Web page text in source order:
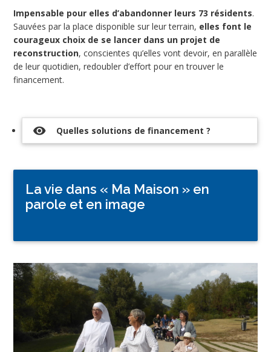
Impensable pour elles d’abandonner leurs 73 résidents.
Sauvées par la place disponible sur leur terrain, elles font le
courageux choix de se lancer dans un projet de
reconstruction, conscientes qu’elles vont devoir, en parallèle
de leur quotidien, redoubler d’effort pour en trouver le
financement.
visibility Quelles solutions de financement ?
La vie dans « Ma Maison » en
parole et en image